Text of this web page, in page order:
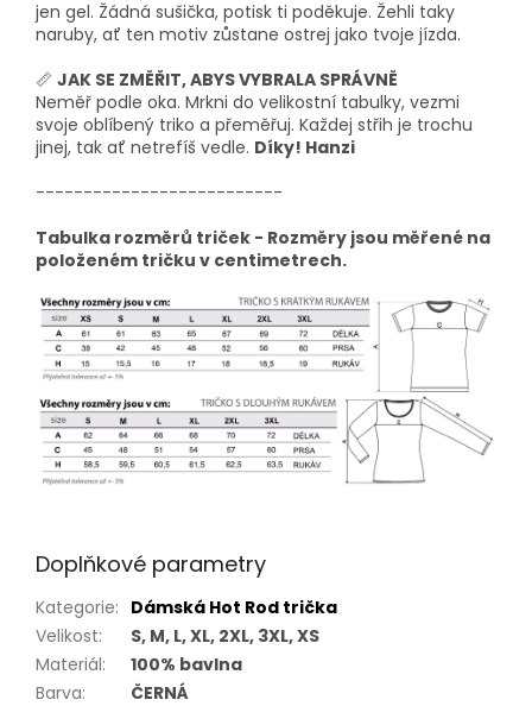
jen gel. Žádná sušička, potisk ti poděkuje. Žehli taky
naruby, ať ten motiv zůstane ostrej jako tvoje jízda.
📏 JAK SE ZMĚŘIT, ABYS VYBRALA SPRÁVNĚ
Neměř podle oka. Mrkni do velikostní tabulky, vezmi
svoje oblíbený triko a přeměřuj. Každej střih je trochu
jinej, tak ať netrefíš vedle. Díky! Hanzi
--------------------------
Tabulka rozměrů triček - Rozměry jsou měřené na
položeném tričku v centimetrech.
Doplňkové parametry
Kategorie: Dámská Hot Rod trička
Velikost:
S, M, L, XL, 2XL, 3XL, XS
Materiál:
100% bavlna
Barva: ČERNÁ